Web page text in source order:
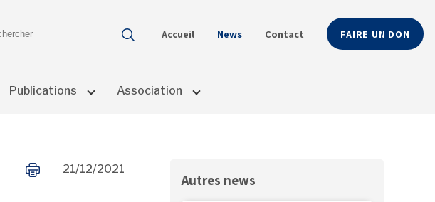
Quand les résultats de l'auto-complétion sont disponibles, utilisez les
Accueil News Contact FAIRE UN DON
Publications Association
21/12/2021
Autres news